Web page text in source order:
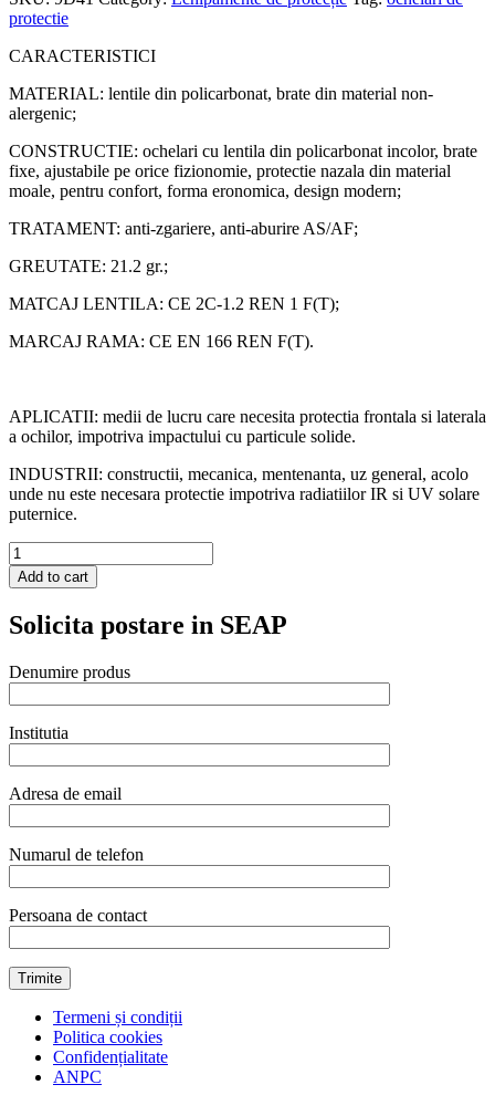
protectie
CARACTERISTICI
MATERIAL: lentile din policarbonat, brate din material non-
alergenic;
CONSTRUCTIE: ochelari cu lentila din policarbonat incolor, brate
fixe, ajustabile pe orice fizionomie, protectie nazala din material
moale, pentru confort, forma eronomica, design modern;
TRATAMENT: anti-zgariere, anti-aburire AS/AF;
GREUTATE: 21.2 gr.;
MATCAJ LENTILA: CE 2C-1.2 REN 1 F(T);
MARCAJ RAMA: CE EN 166 REN F(T).
APLICATII: medii de lucru care necesita protectia frontala si laterala
a ochilor, impotriva impactului cu particule solide.
INDUSTRII: constructii, mecanica, mentenanta, uz general, acolo
unde nu este necesara protectie impotriva radiatiilor IR si UV solare
puternice.
Ochelari
de
protectie
lentile
Vela
quantity
Add to cart
Solicita postare in SEAP
Denumire produs
Institutia
Adresa de email
Numarul de telefon
Persoana de contact
Termeni și condiții
Politica cookies
Confidențialitate
ANPC